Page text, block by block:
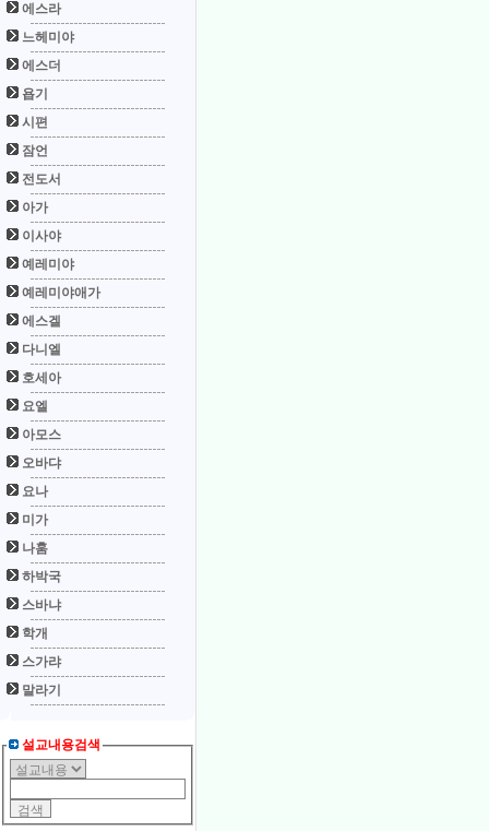
에스라
느헤미야
에스더
욥기
시편
잠언
전도서
아가
이사야
예레미야
예레미야애가
에스겔
다니엘
호세아
요엘
아모스
오바댜
요나
미가
나훔
하박국
스바냐
학개
스가랴
말라기
설교내용검색